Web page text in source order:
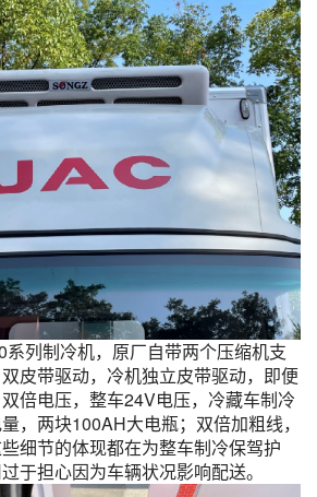
列制冷机，原厂自带两个压缩机支
皮带驱动，冷机独立皮带驱动，即便
倍电压，整车24V电压，冷藏车制冷
，两块100AH大电瓶；双倍加粗线，
细节的体现都在为整车制冷保驾护
于担心因为车辆状况影响配送。